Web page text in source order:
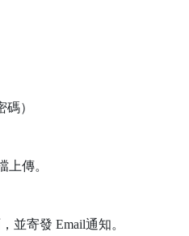
）
傳。
並寄發 Email通知。